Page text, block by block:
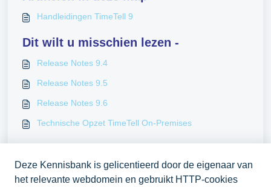
Handleidingen TimeTell 9
Dit wilt u misschien lezen -
Release Notes 9.4
Release Notes 9.5
Release Notes 9.6
Technische Opzet TimeTell On-Premises
Deze Kennisbank is gelicentieerd door de eigenaar van
het relevante webdomein en gebruikt HTTP-cookies